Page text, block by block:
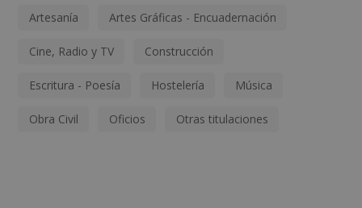
Artesanía Artes Gráficas - Encuadernación
Cine, Radio y TV Construcción
Escritura - Poesía Hostelería Música
Obra Civil Oficios Otras titulaciones